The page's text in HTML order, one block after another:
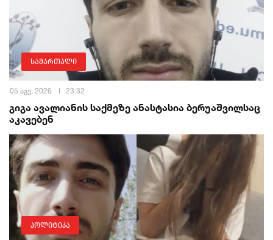
სამართალი
05 აგვ, 2026 23:32
გიგა ავალიანის საქმეზე ანასტასია ბერუაშვილსაც
აკავებენ
პოლიტიკა